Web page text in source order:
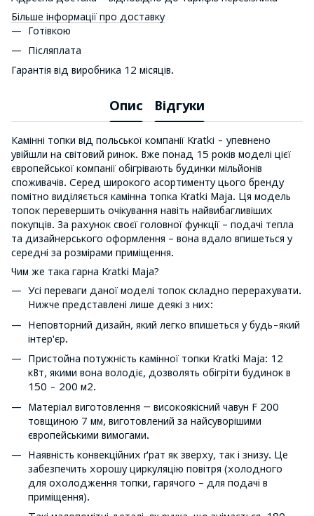
Більше інформації про доставку
Готівкою
Післяплата
Гарантія від виробника 12 місяців.
Опис Відгуки
Камінні топки від польської компанії Kratki - упевнено
увійшли на світовий ринок. Вже понад 15 років моделі цієї
європейської компанії обігрівають будинки мільйонів
споживачів. Серед широкого асортименту цього бренду
помітно виділяється камінна топка Kratki Maja. Ця модель
топок перевершить очікування навіть найвибагливіших
покупців. За рахунок своєї головної функції – подачі тепла
та дизайнерського оформлення – вона вдало впишеться у
середні за розмірами приміщення.
Чим же така гарна Kratki Maja?
Усі переваги даної моделі топок складно перерахувати.
Нижче представлені лише деякі з них:
Неповторний дизайн, який легко впишеться у будь-який
інтер'єр.
Пристойна потужність камінної топки Kratki Maja: 12
кВт, якими вона володіє, дозволять обігріти будинок в
150 - 200 м2.
Матеріал виготовлення ― високоякісний чавун F 200
товщиною 7 мм, виготовлений за найсуворішими
європейськими вимогами.
Наявність конвекційних ґрат як зверху, так і знизу. Це
забезпечить хорошу циркуляцію повітря (холодного
для охолодження топки, гарячого – для подачі в
приміщення).